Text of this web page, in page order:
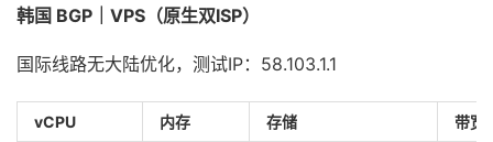
韩国 BGP｜VPS（原生双ISP）
国际线路无大陆优化，测试IP：58.103.1.1
vCPU 内存 存储 带宽